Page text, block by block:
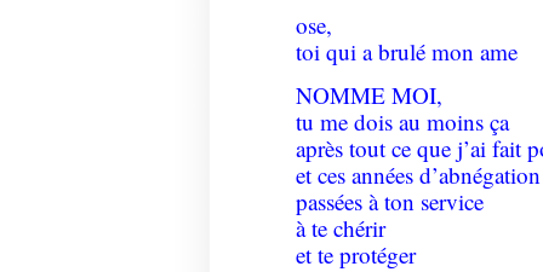
ose,
toi qui a brulé mon ame
NOMME MOI,
tu me dois au moins ça
après tout ce que j’ai fait
et ces années d’abnégation
passées à ton service
à te chérir
et te protéger